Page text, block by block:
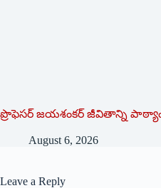
ప్రొఫెసర్ జయశంకర్ జీవితాన్ని
August 6, 2026
Leave a Reply